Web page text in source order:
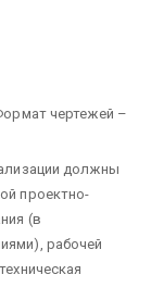
чертежей –
должны
проектно-
(в
рабочей